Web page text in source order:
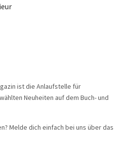
ist die Anlaufstelle für
Neuheiten auf dem Buch- und
Melde dich einfach bei uns über das